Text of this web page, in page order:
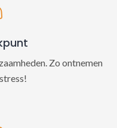
Zo ontnemen